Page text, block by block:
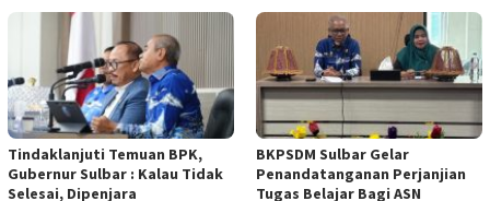
Tindaklanjuti Temuan BPK,
Gubernur Sulbar : Kalau Tidak
Selesai, Dipenjara
BKPSDM Sulbar Gelar
Penandatanganan Perjanjian
Tugas Belajar Bagi ASN